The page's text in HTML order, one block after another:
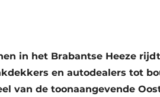
in het Brabantse Heeze
en autodealers tot
van de toonaangevende